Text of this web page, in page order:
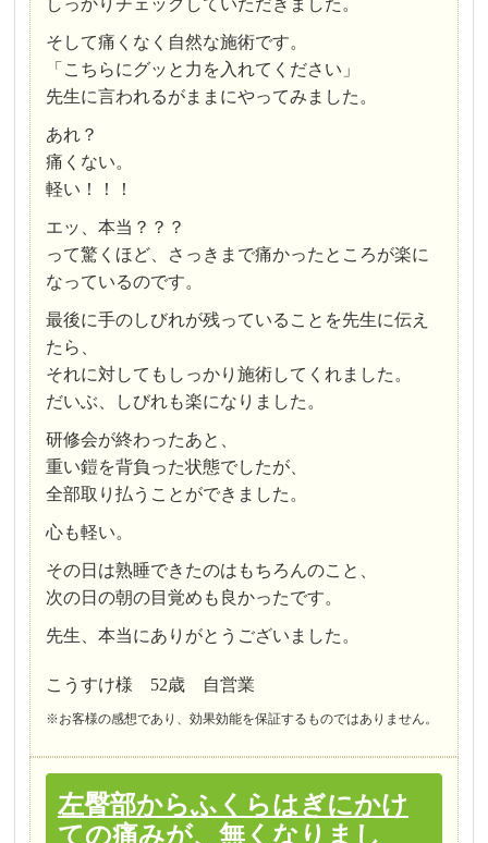
しっかりチェックしていただきました。
そして痛くなく自然な施術です。
「こちらにグッと力を入れてください」
先生に言われるがままにやってみました。
あれ？
痛くない。
軽い！！！
エッ、本当？？？
って驚くほど、さっきまで痛かったところが楽に
なっているのです。
最後に手のしびれが残っていることを先生に伝え
たら、
それに対してもしっかり施術してくれました。
だいぶ、しびれも楽になりました。
研修会が終わったあと、
重い鎧を背負った状態でしたが、
全部取り払うことができました。
心も軽い。
その日は熟睡できたのはもちろんのこと、
次の日の朝の目覚めも良かったです。
先生、本当にありがとうございました。
こうすけ様 52歳 自営業
※お客様の感想であり、効果効能を保証するものではありません。
左臀部からふくらはぎにかけ
ての痛みが、無くなりまし